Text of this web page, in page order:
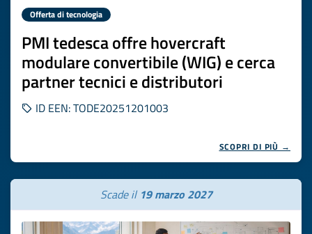
Offerta di tecnologia
PMI tedesca offre hovercraft
modulare convertibile (WIG) e cerca
partner tecnici e distributori
ID EEN: TODE20251201003
SCOPRI DI PIÙ →
Scade il 19 marzo 2027